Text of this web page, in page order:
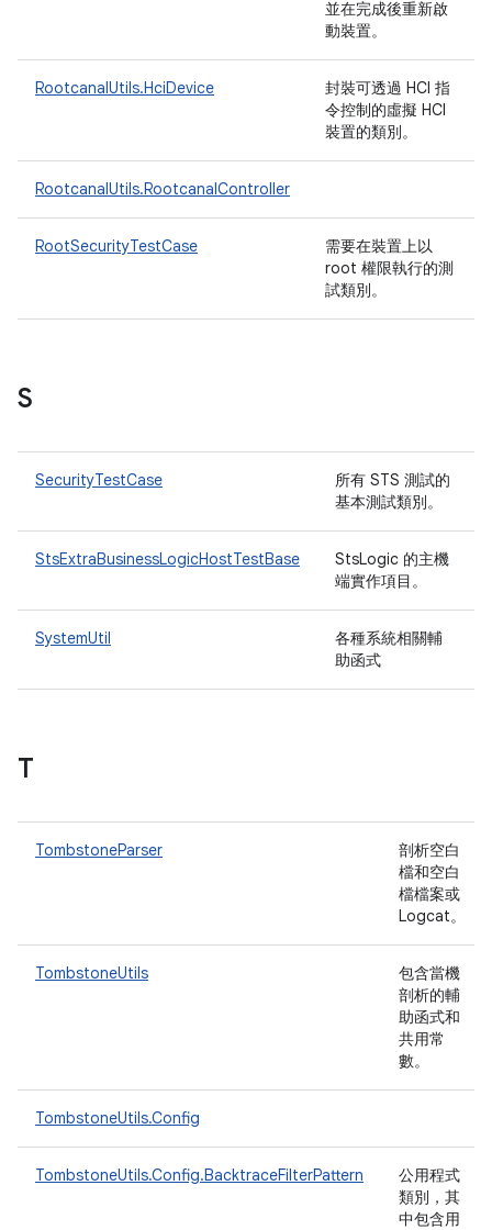
並在完成後重新啟
動裝置。
RootcanalUtils.HciDevice
封裝可透過 HCI 指
令控制的虛擬 HCI
裝置的類別。
RootcanalUtils.RootcanalController
RootSecurityTestCase
需要在裝置上以
root 權限執行的測
試類別。
S
SecurityTestCase
所有 STS 測試的
基本測試類別。
StsExtraBusinessLogicHostTestBase
StsLogic 的主機
端實作項目。
SystemUtil
各種系統相關輔
助函式
T
TombstoneParser
剖析空白
檔和空白
檔檔案或
Logcat。
TombstoneUtils
包含當機
剖析的輔
助函式和
共用常
數。
TombstoneUtils.Config
TombstoneUtils.Config.BacktraceFilterPattern
公用程式
類別，其
中包含用